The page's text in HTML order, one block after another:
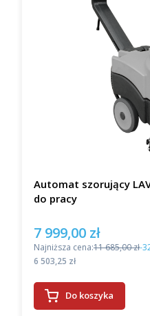
Automat szorujący
do pracy
Cena promocyjna
7 999,00 zł
Najniższa cena:11 685,00 zł-
Cena
6 503,25 zł
Do koszyka